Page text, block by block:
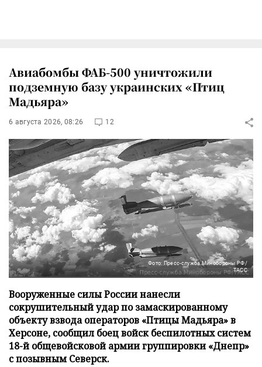
Авиабомбы ФАБ-500 уничтожили
подземную базу украинских «Птиц
Мадьяра»
6 августа 2026, 08:26 12
Фото: Пресс-служба Минобороны РФ/
ТАСС
Вооруженные силы России нанесли
сокрушительный удар по замаскированному
объекту взвода операторов «Птицы Мадьяра» в
Херсоне, сообщил боец войск беспилотных систем
18-й общевойсковой армии группировки «Днепр»
с позывным Северск.